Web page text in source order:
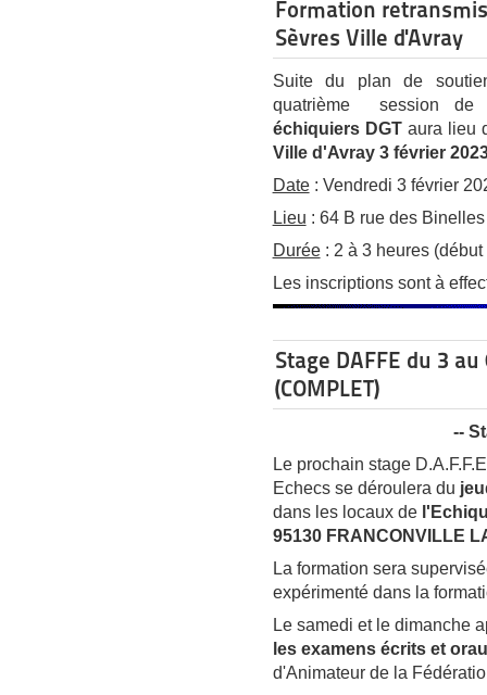
Formation
Sèvres Ville d'Avray
Suite du plan de
quatrième session
échiquiers DGTaura lieu
Ville d'Avray 3 février
Date: Vendredi 3 février
Lieu : 64 B rue des
Durée: 2 à 3 heures (début
Les inscriptions sont à
Stage DAFFE du 3
(COMPLET)
--
Le prochain stage
Echecs se déroulera du
dans les locaux de
95130 FRANCONVILLE
La formation sera
expérimenté dans la
Le samedi et le dimanche
les examens écrits et
d'Animateur de la